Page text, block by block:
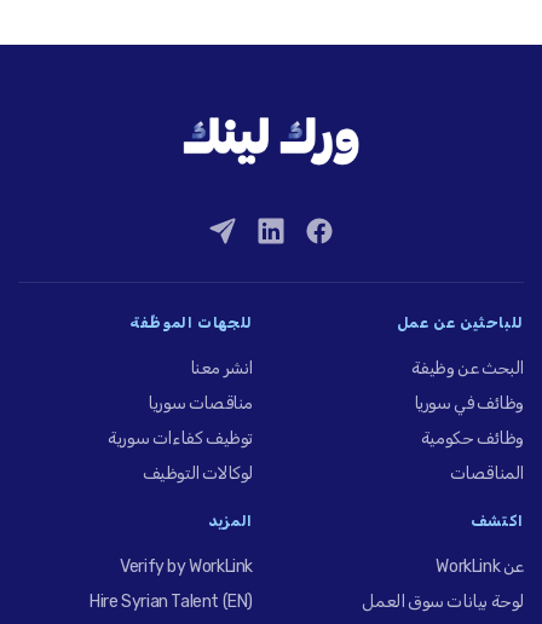
للباحثين عن عمل
البحث عن وظيفة
وظائف في سوريا
وظائف حكومية
المناقصات
للجهات الموظِّفة
انشر معنا
مناقصات سوريا
توظيف كفاءات سورية
لوكالات التوظيف
اكتشف
عن WorkLink
لوحة بيانات سوق العمل
المزيد
Verify by WorkLink
Hire Syrian Talent (EN)